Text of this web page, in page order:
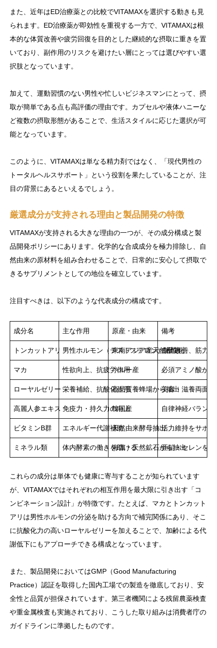
また、近年はED治療薬との比較でVITAMAXを選択する動きも見
られます。ED治療薬が即効性を重視する一方で、VITAMAXは根
本的な体質改善や疲労回復を目的とした継続的な摂取に重きを置
いており、副作用のリスクを避けたい層にとっては選びやすい選
択肢となっています。
加えて、運動習慣のない男性や忙しいビジネスマンにとって、摂
取が簡単である点も高評価の理由です。カプセルや液体ハニーな
ど複数の摂取形態があることで、生活スタイルに応じた選択が可
能となっています。
このように、VITAMAXは単なる精力剤ではなく、「現代男性の
トータルヘルスサポート」という役割を果たしていることが、注
目の背景にあるといえるでしょう。
厳選成分が支持される理由と製品開発の特徴
VITAMAXが支持される大きな理由の一つが、その成分構成と製
品開発ポリシーにあります。化学的な合成成分を極力排除し、自
然由来の原材料を組み合わせることで、日常的に安心して摂取で
きるサプリメントとしての地位を確立しています。
注目すべきは、以下のような代表成分の構成です。
成分名 主な作用 原産・由来 備考
トンカットアリ 男性ホルモン（テストステロン）活性化
東南アジア産天然根茎血流改善、筋力
マカ 性欲向上、抗疲労作用
ペルー産 必須アミノ酸が豊
ローヤルゼリー 栄養補給、抗酸化作用高品質養蜂場から抽出美容・滋養両面
高麗人参エキス 免疫力・持久力の向上
韓国産 自律神経バラン
ビタミンB群 エネルギー代謝補助天然由来酵母抽出活力維持をサポー
ミネラル類 体内酵素の働きを助ける海藻・天然鉱石から抽出亜鉛・セレンを含
これらの成分は単体でも健康に寄与することが知られています
が、VITAMAXではそれぞれの相互作用を最大限に引き出す「コ
ンビネーション設計」が特徴です。たとえば、マカとトンカット
アリは男性ホルモンの分泌を助ける方向で補完関係にあり、そこ
に抗酸化力の高いローヤルゼリーを加えることで、加齢による代
謝低下にもアプローチできる構成となっています。
また、製品開発においてはGMP（Good Manufacturing
Practice）認証を取得した国内工場での製造を徹底しており、安
全性と品質が担保されています。第三者機関による残留農薬検査
や重金属検査も実施されており、こうした取り組みは消費者庁の
ガイドラインに準拠したものです。